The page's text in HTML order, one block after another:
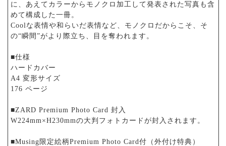
に、あえてカラーからモノクロ加工して発表された写真も含
めて構成した一冊。
Coolな表情や和らいだ表情など、モノクロだからこそ、そ
の“瞬間”がより際立ち、目を奪われます。
■仕様
ハードカバー
A4 変形サイズ
176 ページ
■ZARD Premium Photo Card 封入
W224mm×H230mmの大判フォトカードが封入されます。
■Musing限定絵柄Premium Photo Card付（外付け特典）